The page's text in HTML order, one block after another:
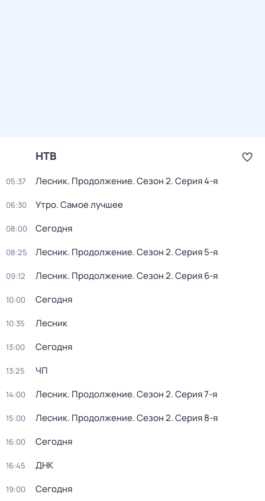
НТВ
05:37 Лесник. Продолжение. Сезон 2. Серия 4-я
06:30 Утро. Самое лучшее
08:00 Сегодня
08:25 Лесник. Продолжение. Сезон 2. Серия 5-я
09:12 Лесник. Продолжение. Сезон 2. Серия 6-я
10:00 Сегодня
10:35 Лесник
13:00 Сегодня
13:25 ЧП
14:00 Лесник. Продолжение. Сезон 2. Серия 7-я
15:00 Лесник. Продолжение. Сезон 2. Серия 8-я
16:00 Сегодня
16:45 ДНК
19:00 Сегодня